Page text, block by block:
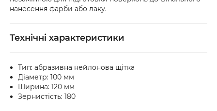
нанесення фарби або лаку.
Технічні характеристики
Тип: абразивна нейлонова щітка
Діаметр: 100 мм
Ширина: 120 мм
Зернистість: 180